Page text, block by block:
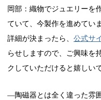
岡部：織物でジュエリーを
ていて、今製作を進めていま
詳細が決まったら、 公式サ
らせしますので、ご興味を
クしていただけると嬉しい
—陶磁器とは全く違った雰